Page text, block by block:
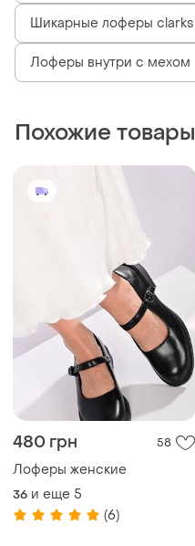
Шикарные лоферы clarks
Лоферы внутри с мехом
Похожие товары
480 грн 58
Лоферы женские
36 и еще 5
(6)